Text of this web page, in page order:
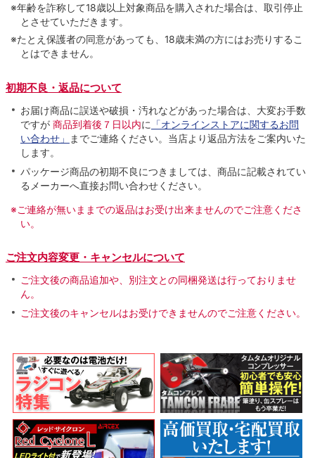
※年齢を詐称して18歳以上対象商品を購入された場合は、取引停止
とさせていただきます。
※たとえ保護者の同意があっても、18歳未満の方にはお売りするこ
とはできません。
初期不良・返品について
お届け商品に誤送や破損・汚れなどがあった場合は、大変お手数
ですが 商品到着後７日以内に 「オンラインストアに関するお問
い合わせ」
までご連絡ください。当店より返品方法をご案内いた
します。
パッケージ商品の初期不良につきましては、商品に記載されてい
るメーカーへ直接お問い合わせください。
※ご連絡が無いままでの返品はお受け出来ませんのでご注意くださ
い。
ご注文内容変更・キャンセルについて
ご注文後の商品追加や、別注文との同梱発送は行っておりませ
ん。
ご注文後のキャンセルはお受けできませんのでご注意ください。